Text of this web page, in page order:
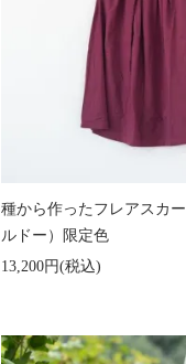
種から作ったフレアスカ
ルドー）限定色
13,200円(税込)